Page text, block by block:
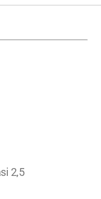
2,5